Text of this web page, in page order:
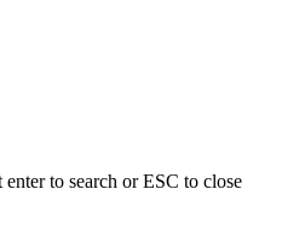
enter to search or ESC to close